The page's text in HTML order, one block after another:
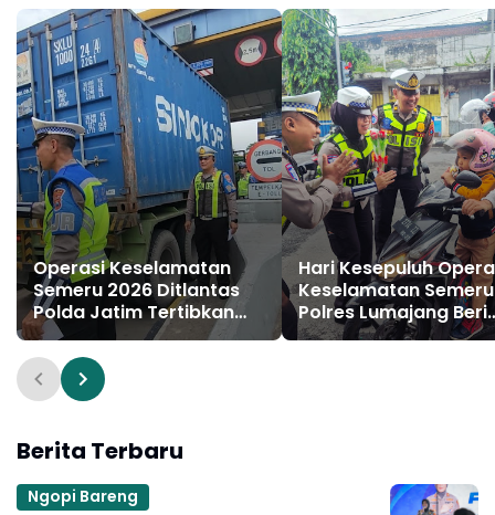
Operasi Keselamatan
Semeru 2026 Ditlantas
Polda Jatim Tertibkan
Penggunaan Lajur Jalan
Tol
Hari Kesepuluh
Keselamatan Semeru
Polres Lumajang Beri
Hadiah Pengendara
Berita Terbaru
Ngopi Bareng